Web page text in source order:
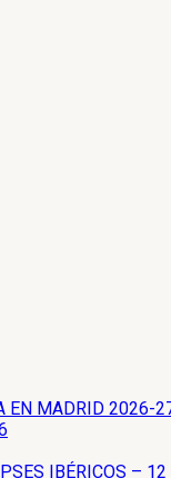
EN MADRID 2026-
IBÉRICOS –